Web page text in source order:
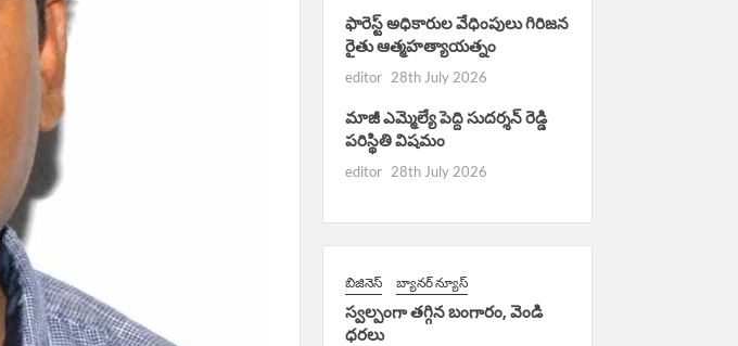
ఫారెస్ట్ అధికారుల వేధింపులు గిరిజన
రైతు ఆత్మహత్యాయత్నం
editor 28th July 2026
మాజీ ఎమ్మెల్యే పెద్ది సుదర్శన్ రెడ్డి
పరిస్థితి విషమం
editor 28th July 2026
బిజినెస్ బ్యానర్ న్యూస్
స్వల్పంగా తగ్గిన బంగారం, వెండి
ధరలు